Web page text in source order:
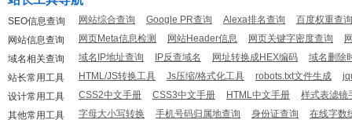
SEO信息查询 网站综合查询 Google PR查询 Alexa排名查询
百度权重查询
网站信息查询
网页Meta信息检测 网站Header信息 网页关键字密度查询
域名相关查询
域名IP地址查询 IP反查域名 网址转换成HEX编码
域名删除
站长常用工具
HTML/JS转换工具 Js压缩/格式化工具 robots.txt文件生成
设计常用工具
CSS2中文手册 CSS3中文手册 HTML中文手册
样式表滤镜
其他常用工具
字母大小写转换 手机号码归属地查询 身份证查询 在线字数